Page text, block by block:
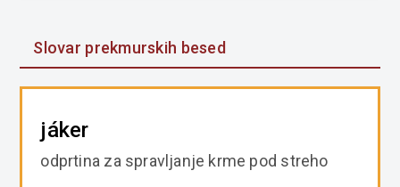
Slovar prekmurskih besed
jáker
odprtina za spravljanje krme pod streho